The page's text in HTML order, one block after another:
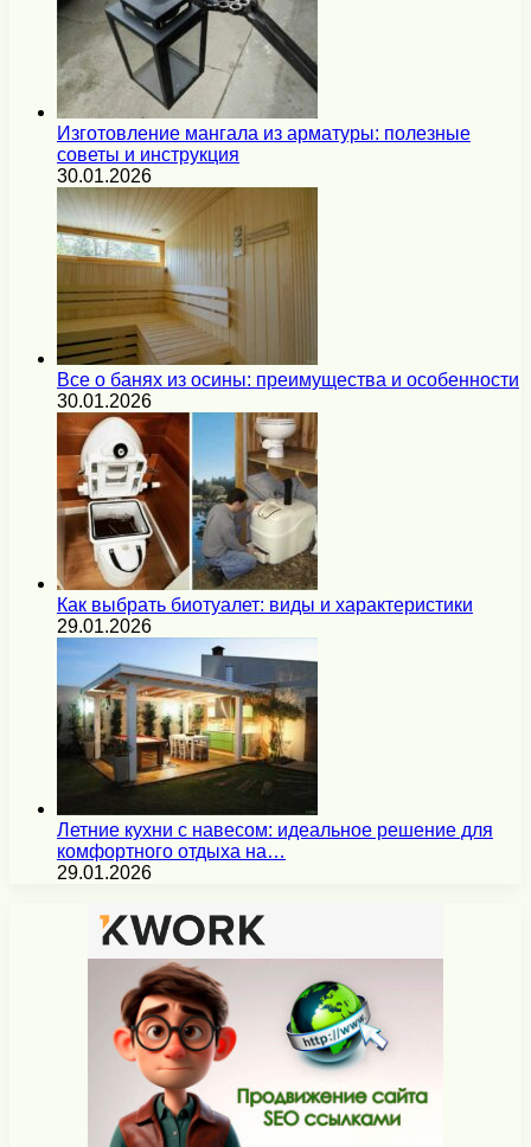
Изготовление мангала из арматуры: полезные
советы и инструкция
30.01.2026
Все о банях из осины: преимущества и особенности
30.01.2026
Как выбрать биотуалет: виды и характеристики
29.01.2026
Летние кухни с навесом: идеальное решение для
комфортного отдыха на…
29.01.2026